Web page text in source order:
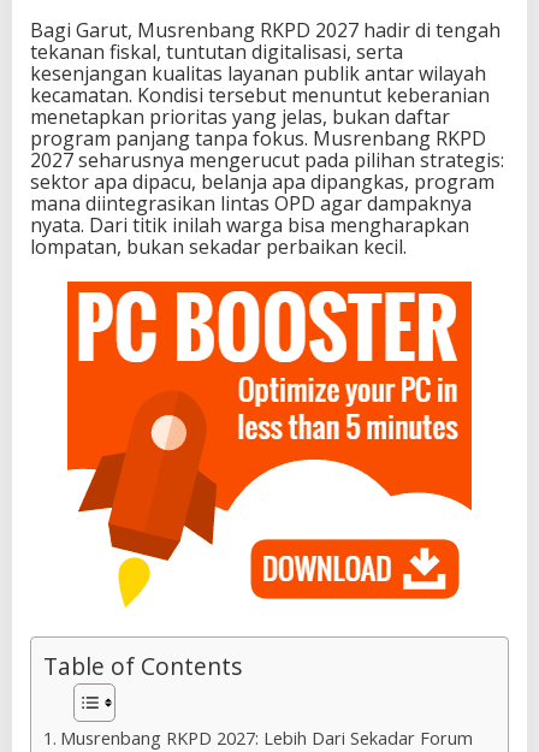
Bagi Garut, Musrenbang RKPD 2027 hadir di tengah
tekanan fiskal, tuntutan digitalisasi, serta
kesenjangan kualitas layanan publik antar wilayah
kecamatan. Kondisi tersebut menuntut keberanian
menetapkan prioritas yang jelas, bukan daftar
program panjang tanpa fokus. Musrenbang RKPD
2027 seharusnya mengerucut pada pilihan strategis:
sektor apa dipacu, belanja apa dipangkas, program
mana diintegrasikan lintas OPD agar dampaknya
nyata. Dari titik inilah warga bisa mengharapkan
lompatan, bukan sekadar perbaikan kecil.
Table of Contents
Musrenbang RKPD 2027: Lebih Dari Sekadar Forum